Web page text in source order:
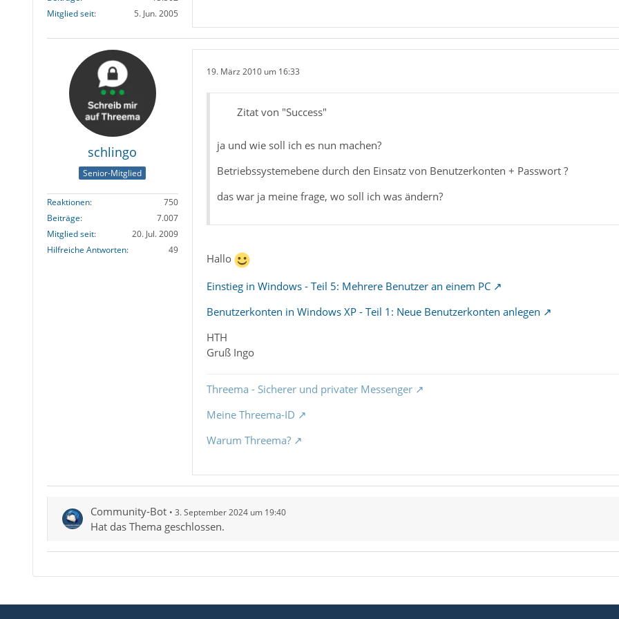
Mitglied seit
5. Jun. 2005
schlingo
Senior-Mitglied
Reaktionen
750
Beiträge
7.007
Mitglied seit
20. Jul. 2009
Hilfreiche Antworten
49
19. März 2010 um 16:33
Zitat von "Success"
ja und wie soll ich es nun machen?
Betriebssystemebene durch den Einsatz von Benutzerkonten + Passwort ?
das war ja meine frage, wo soll ich was ändern?
Hallo
Einstieg in Windows - Teil 5: Mehrere Benutzer an einem PC
Benutzerkonten in Windows XP - Teil 1: Neue Benutzerkonten anlegen
HTH
Gruß Ingo
Threema - Sicherer und privater Messenger
Meine Threema-ID
Warum Threema?
Community-Bot 3. September 2024 um 19:40
Hat das Thema geschlossen.